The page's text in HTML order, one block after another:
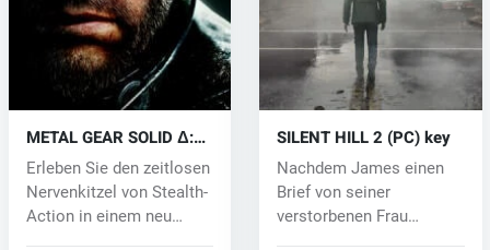
METAL GEAR SOLID Δ:
SNAKE EATER (PC) key
Erleben Sie den zeitlosen
Nervenkitzel von Stealth-
Action in einem neu
SILENT HILL 2 (PC) key
Nachdem James einen
Brief von seiner
verstorbenen Frau